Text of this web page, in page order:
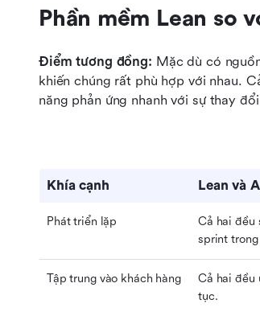
Phần mềm Lean so
Điểm tương đồng: Mặc dù có
khiến chúng rất phù hợp với nhau.
năng phản ứng nhanh với sự thay
Khía cạnh Lean và
Phát triển lặp
Cả hai đều
sprint trong
Tập trung vào khách hàng
Cả hai đều
tục.